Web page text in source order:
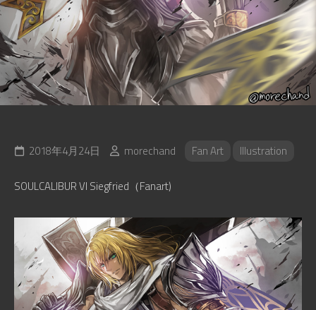
2018年4月24日 morechand Fan Art Illustration
SOULCALIBUR VI Siegfried（Fanart)